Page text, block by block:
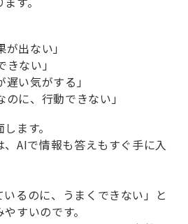
が出ない」
きない」
遅い気がする」
のに、行動できない」
ます。
AIで情報も答えもすぐ手に入
るのに、うまくできない」と
すいのです。